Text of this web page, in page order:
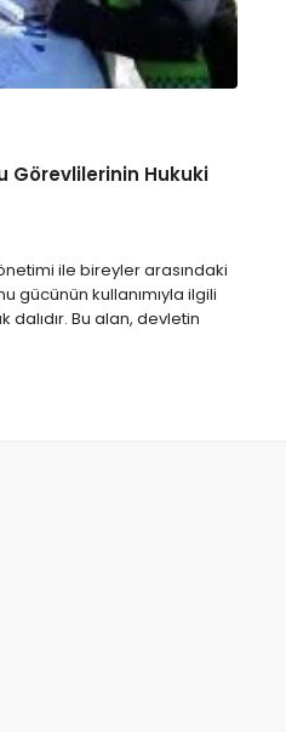
Görevlilerinin Hukuki
ile bireyler arasındaki
gücünün kullanımıyla ilgili
dalıdır. Bu alan, devletin